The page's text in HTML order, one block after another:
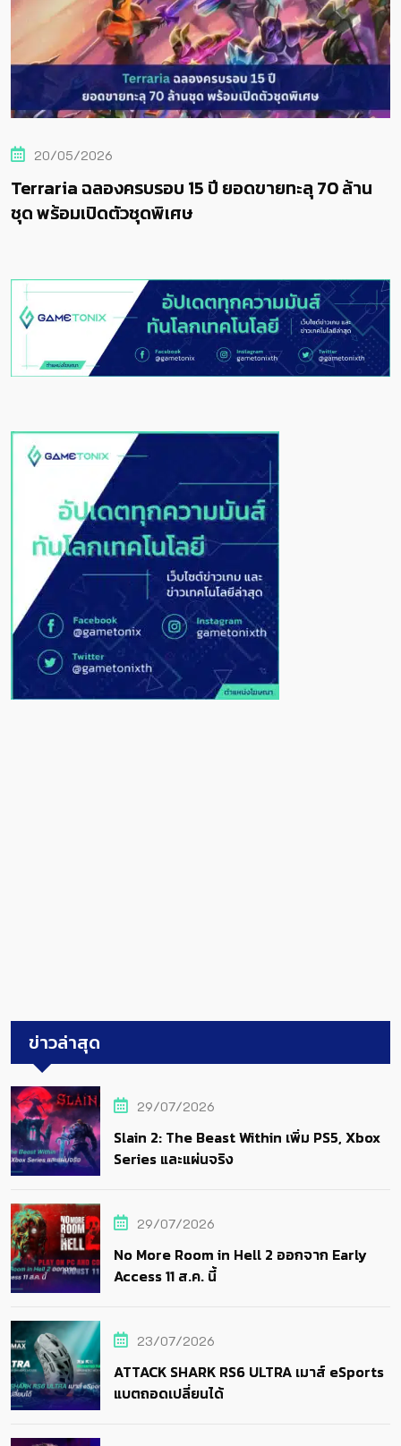
20/05/2026
Terraria ฉลองครบรอบ 15 ปี ยอดขายทะลุ 70 ล้าน
ชุด พร้อมเปิดตัวชุดพิเศษ
ข่าวล่าสุด
29/07/2026
Slain 2: The Beast Within เพิ่ม PS5, Xbox
Series และแผ่นจริง
29/07/2026
No More Room in Hell 2 ออกจาก Early
Access 11 ส.ค. นี้
23/07/2026
ATTACK SHARK RS6 ULTRA เมาส์ eSports
แบตถอดเปลี่ยนได้